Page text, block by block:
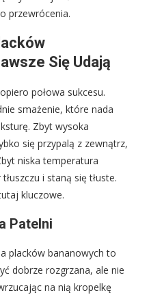
przewrócenia.
Się Udają
połowa sukcesu.
smażenie, które nada
Zbyt wysoka
się przypalą z zewnątrz,
niska temperatura
i staną się tłuste.
kluczowe.
Patelni
placków bananowych to
dobrze rozgrzana, ale nie
na nią kropelkę